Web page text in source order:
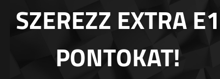
SZEREZZ EXTRA E1
PONTOKAT!